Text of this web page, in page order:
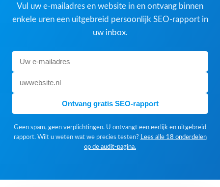
Vul uw e-mailadres en website in en ontvang binnen
enkele uren een uitgebreid persoonlijk SEO-rapport in
uw inbox.
Ontvang gratis SEO-rapport
Geen spam, geen verplichtingen. U ontvangt een eerlijk en uitgebreid
rapport. Wilt u weten wat we precies testen? Lees alle 18 onderdelen
op de audit-pagina.